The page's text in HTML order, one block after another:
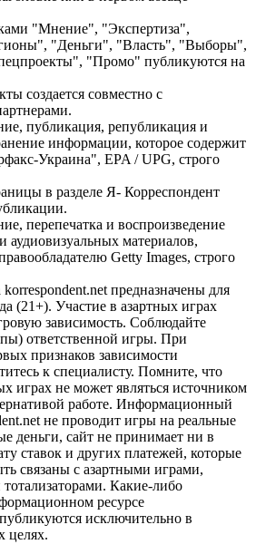
"Мнение", "Экспертиза",
"Деньги", "Власть", "Выборы",
"Промо" публикуются на
создается совместно с
публикация, републикация и
информации, которое содержит
Украина", EPA / UPG, строго
в разделе Я- Корреспондент
перепечатка и воспроизведение
аудиовизуальных материалов,
Getty Images, строго
предназначены для
(21+). Участие в азартных играх
зависимость. Соблюдайте
ответственной игры. При
признаков зависимости
к специалисту. Помните, что
играх не может являться источником
работе. Информационный
не проводит игры на реальные
деньги, сайт не принимает ни в
ставок и других платежей, которые
связаны с азартными играми,
Какие-либо
ресурсе
исключительно в
целях.